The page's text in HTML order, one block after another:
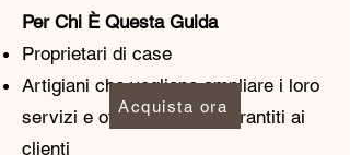
Per Chi È Questa Guida
Proprietari di case
Artigiani che vogliono ampliare i loro
servizi e offrire restauri garantiti ai
clienti
Acquista ora